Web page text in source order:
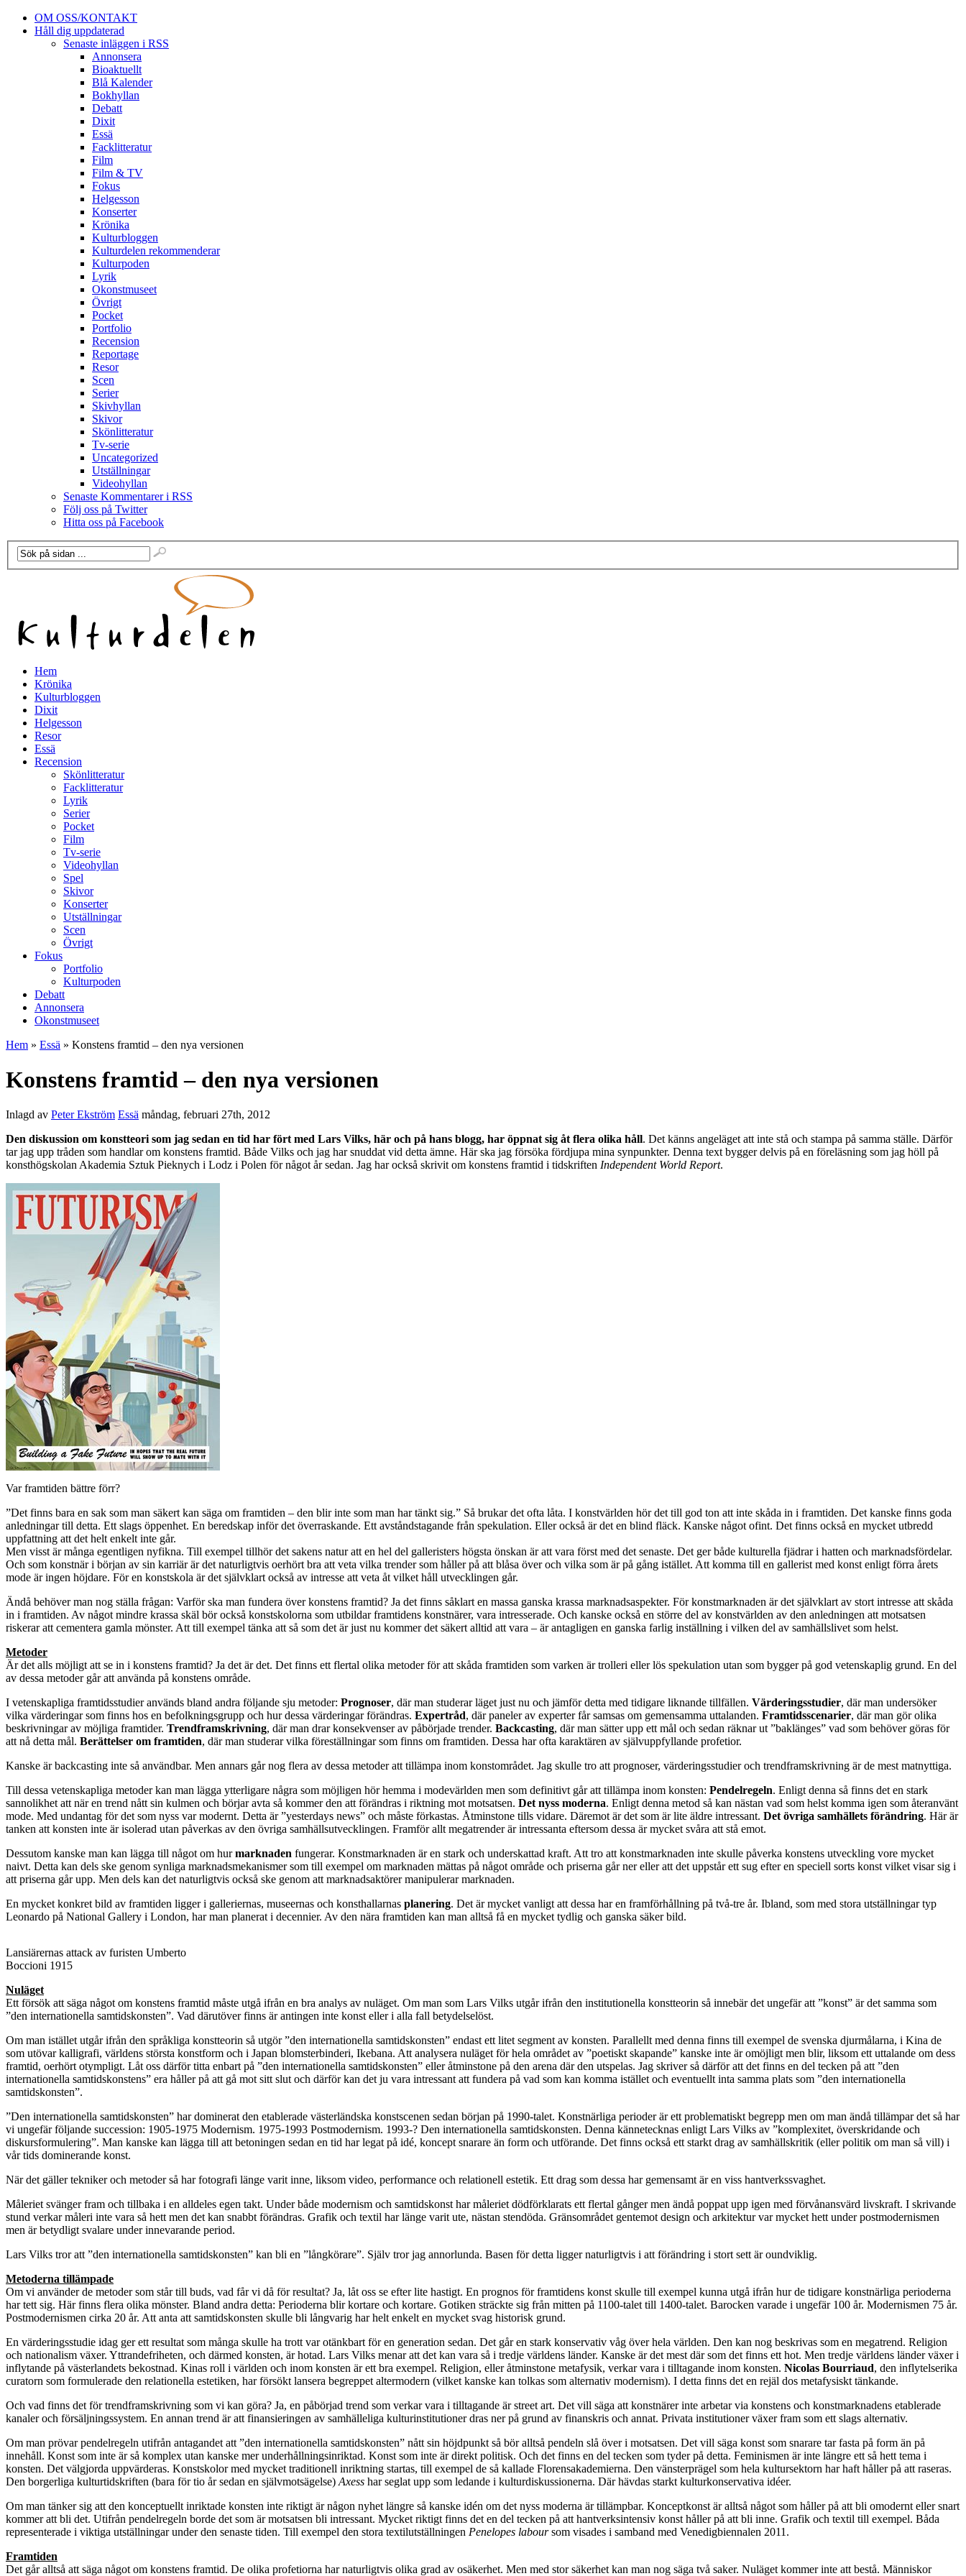
OM OSS/KONTAKT
Håll dig uppdaterad
Senaste inläggen i RSS
Annonsera
Bioaktuellt
Blå Kalender
Bokhyllan
Debatt
Dixit
Essä
Facklitteratur
Film
Film & TV
Fokus
Helgesson
Konserter
Krönika
Kulturbloggen
Kulturdelen rekommenderar
Kulturpoden
Lyrik
Okonstmuseet
Övrigt
Pocket
Portfolio
Recension
Reportage
Resor
Scen
Serier
Skivhyllan
Skivor
Skönlitteratur
Tv-serie
Uncategorized
Utställningar
Videohyllan
Senaste Kommentarer i RSS
Följ oss på Twitter
Hitta oss på Facebook
Hem
Krönika
Kulturbloggen
Dixit
Helgesson
Resor
Essä
Recension
Skönlitteratur
Facklitteratur
Lyrik
Serier
Pocket
Film
Tv-serie
Videohyllan
Spel
Skivor
Konserter
Utställningar
Scen
Övrigt
Fokus
Portfolio
Kulturpoden
Debatt
Annonsera
Okonstmuseet
Hem » Essä » Konstens framtid – den nya versionen
Konstens framtid – den nya versionen
Inlagd av Peter Ekström Essä måndag, februari 27th, 2012
Den diskussion om konstteori som jag sedan en tid har fört med Lars Vilks, här och på hans blogg, har öppnat sig åt flera olika håll. Det känns angeläget att inte stå och stampa på samma ställe. Därför
tar jag upp tråden som handlar om konstens framtid. Både Vilks och jag har snuddat vid detta ämne. Här ska jag försöka fördjupa mina synpunkter. Denna text bygger delvis på en föreläsning som jag höll på
konsthögskolan Akademia Sztuk Pieknych i Lodz i Polen för något år sedan. Jag har också skrivit om konstens framtid i tidskriften Independent World Report.
Var framtiden bättre förr?
”Det finns bara en sak som man säkert kan säga om framtiden – den blir inte som man har tänkt sig.” Så brukar det ofta låta. I konstvärlden hör det till god ton att inte skåda in i framtiden. Det kanske finns goda
anledningar till detta. Ett slags öppenhet. En beredskap inför det överraskande. Ett avståndstagande från spekulation. Eller också är det en blind fläck. Kanske något ofint. Det finns också en mycket utbredd
uppfattning att det helt enkelt inte går.
Men visst är många egentligen nyfikna. Till exempel tillhör det sakens natur att en hel del galleristers högsta önskan är att vara först med det senaste. Det ger både kulturella fjädrar i hatten och marknadsfördelar.
Och som konstnär i början av sin karriär är det naturligtvis oerhört bra att veta vilka trender som håller på att blåsa över och vilka som är på gång istället. Att komma till en gallerist med konst enligt förra årets
mode är ingen höjdare. För en konstskola är det självklart också av intresse att veta åt vilket håll utvecklingen går.
Ändå behöver man nog ställa frågan: Varför ska man fundera över konstens framtid? Ja det finns såklart en massa ganska krassa marknadsaspekter. För konstmarknaden är det självklart av stort intresse att skåda
in i framtiden. Av något mindre krassa skäl bör också konstskolorna som utbildar framtidens konstnärer, vara intresserade. Och kanske också en större del av konstvärlden av den anledningen att motsatsen
riskerar att cementera gamla mönster. Att till exempel tänka att så som det är just nu kommer det säkert alltid att vara – är antagligen en ganska farlig inställning i vilken del av samhällslivet som helst.
Metoder
Är det alls möjligt att se in i konstens framtid? Ja det är det. Det finns ett flertal olika metoder för att skåda framtiden som varken är trolleri eller lös spekulation utan som bygger på god vetenskaplig grund. En del
av dessa metoder går att använda på konstens område.
I vetenskapliga framtidsstudier används bland andra följande sju metoder: Prognoser, där man studerar läget just nu och jämför detta med tidigare liknande tillfällen. Värderingsstudier, där man undersöker
vilka värderingar som finns hos en befolkningsgrupp och hur dessa värderingar förändras. Expertråd, där paneler av experter får samsas om gemensamma uttalanden. Framtidsscenarier, där man gör olika
beskrivningar av möjliga framtider. Trendframskrivning, där man drar konsekvenser av påbörjade trender. Backcasting, där man sätter upp ett mål och sedan räknar ut ”baklänges” vad som behöver göras för
att nå detta mål. Berättelser om framtiden, där man studerar vilka föreställningar som finns om framtiden. Dessa har ofta karaktären av självuppfyllande profetior.
Kanske är backcasting inte så användbar. Men annars går nog flera av dessa metoder att tillämpa inom konstområdet. Jag skulle tro att prognoser, värderingsstudier och trendframskrivning är de mest matnyttiga.
Till dessa vetenskapliga metoder kan man lägga ytterligare några som möjligen hör hemma i modevärlden men som definitivt går att tillämpa inom konsten: Pendelregeln. Enligt denna så finns det en stark
sannolikhet att när en trend nått sin kulmen och börjar avta så kommer den att förändras i riktning mot motsatsen. Det nyss moderna. Enligt denna metod så kan nästan vad som helst komma igen som återanvänt
mode. Med undantag för det som nyss var modernt. Detta är ”yesterdays news” och måste förkastas. Åtminstone tills vidare. Däremot är det som är lite äldre intressant. Det övriga samhällets förändring. Här är
tanken att konsten inte är isolerad utan påverkas av den övriga samhällsutvecklingen. Framför allt megatrender är intressanta eftersom dessa är mycket svåra att stå emot.
Dessutom kanske man kan lägga till något om hurmarknaden fungerar. Konstmarknaden är en stark och underskattad kraft. Att tro att konstmarknaden inte skulle påverka konstens utveckling vore mycket
naivt. Detta kan dels ske genom synliga marknadsmekanismer som till exempel om marknaden mättas på något område och priserna går ner eller att det uppstår ett sug efter en speciell sorts konst vilket visar sig i
att priserna går upp. Men dels kan det naturligtvis också ske genom att marknadsaktörer manipulerar marknaden.
En mycket konkret bild av framtiden ligger i galleriernas, museernas och konsthallarnas planering. Det är mycket vanligt att dessa har en framförhållning på två-tre år. Ibland, som med stora utställningar typ
Leonardo på National Gallery i London, har man planerat i decennier. Av den nära framtiden kan man alltså få en mycket tydlig och ganska säker bild.
Lansiärernas attack av furisten Umberto
Boccioni 1915
Nuläget
Ett försök att säga något om konstens framtid måste utgå ifrån en bra analys av nuläget. Om man som Lars Vilks utgår ifrån den institutionella konstteorin så innebär det ungefär att ”konst” är det samma som
”den internationella samtidskonsten”. Vad därutöver finns är antingen inte konst eller i alla fall betydelselöst.
Om man istället utgår ifrån den språkliga konstteorin så utgör ”den internationella samtidskonsten” endast ett litet segment av konsten. Parallellt med denna finns till exempel de svenska djurmålarna, i Kina de
som utövar kalligrafi, världens största konstform och i Japan blomsterbinderi, Ikebana. Att analysera nuläget för hela området av ”poetiskt skapande” kanske inte är omöjligt men blir, liksom ett uttalande om dess
framtid, oerhört otympligt. Låt oss därför titta enbart på ”den internationella samtidskonsten” eller åtminstone på den arena där den utspelas. Jag skriver så därför att det finns en del tecken på att ”den
internationella samtidskonstens” era håller på att gå mot sitt slut och därför kan det ju vara intressant att fundera på vad som kan komma istället och eventuellt inta samma plats som ”den internationella
samtidskonsten”.
”Den internationella samtidskonsten” har dominerat den etablerade västerländska konstscenen sedan början på 1990-talet. Konstnärliga perioder är ett problematiskt begrepp men om man ändå tillämpar det så har
vi ungefär följande succession: 1905-1975 Modernism. 1975-1993 Postmodernism. 1993-? Den internationella samtidskonsten. Denna kännetecknas enligt Lars Vilks av ”komplexitet, överskridande och
diskursformulering”. Man kanske kan lägga till att betoningen sedan en tid har legat på idé, koncept snarare än form och utförande. Det finns också ett starkt drag av samhällskritik (eller politik om man så vill) i
vår tids dominerande konst.
När det gäller tekniker och metoder så har fotografi länge varit inne, liksom video, performance och relationell estetik. Ett drag som dessa har gemensamt är en viss hantverkssvaghet.
Måleriet svänger fram och tillbaka i en alldeles egen takt. Under både modernism och samtidskonst har måleriet dödförklarats ett flertal gånger men ändå poppat upp igen med förvånansvärd livskraft. I skrivande
stund verkar måleri inte vara så hett men det kan snabbt förändras. Grafik och textil har länge varit ute, nästan stendöda. Gränsområdet gentemot design och arkitektur var mycket hett under postmodernismen
men är betydligt svalare under innevarande period.
Lars Vilks tror att ”den internationella samtidskonsten” kan bli en ”långkörare”. Själv tror jag annorlunda. Basen för detta ligger naturligtvis i att förändring i stort sett är oundviklig.
Metoderna tillämpade
Om vi använder de metoder som står till buds, vad får vi då för resultat? Ja, låt oss se efter lite hastigt. En prognos för framtidens konst skulle till exempel kunna utgå ifrån hur de tidigare konstnärliga perioderna
har tett sig. Här finns flera olika mönster. Bland andra detta: Perioderna blir kortare och kortare. Gotiken sträckte sig från mitten på 1100-talet till 1400-talet. Barocken varade i ungefär 100 år. Modernismen 75 år.
Postmodernismen cirka 20 år. Att anta att samtidskonsten skulle bli långvarig har helt enkelt en mycket svag historisk grund.
En värderingsstudie idag ger ett resultat som många skulle ha trott var otänkbart för en generation sedan. Det går en stark konservativ våg över hela världen. Den kan nog beskrivas som en megatrend. Religion
och nationalism växer. Yttrandefriheten, och därmed konsten, är hotad. Lars Vilks menar att det kan vara så i tredje världens länder. Kanske är det mest där som det finns ett hot. Men tredje världens länder växer i
inflytande på västerlandets bekostnad. Kinas roll i världen och inom konsten är ett bra exempel. Religion, eller åtminstone metafysik, verkar vara i tilltagande inom konsten. Nicolas Bourriaud, den inflytelserika
curatorn som formulerade den relationella estetiken, har försökt lansera begreppet altermodern (vilket kanske kan tolkas som alternativ modernism). I detta finns det en rejäl dos metafysiskt tänkande.
Och vad finns det för trendframskrivning som vi kan göra? Ja, en påbörjad trend som verkar vara i tilltagande är street art. Det vill säga att konstnärer inte arbetar via konstens och konstmarknadens etablerade
kanaler och försäljningssystem. En annan trend är att finansieringen av samhälleliga kulturinstitutioner dras ner på grund av finanskris och annat. Privata institutioner växer fram som ett slags alternativ.
Om man prövar pendelregeln utifrån antagandet att ”den internationella samtidskonsten” nått sin höjdpunkt så bör alltså pendeln slå över i motsatsen. Det vill säga konst som snarare tar fasta på form än på
innehåll. Konst som inte är så komplex utan kanske mer underhållningsinriktad. Konst som inte är direkt politisk. Och det finns en del tecken som tyder på detta. Feminismen är inte längre ett så hett tema i
konsten. Det välgjorda uppvärderas. Konstskolor med mycket traditionell inriktning startas, till exempel de så kallade Florensakademierna. Den vänsterprägel som hela kultursektorn har haft håller på att raseras.
Den borgerliga kulturtidskriften (bara för tio år sedan en självmotsägelse)Axess har seglat upp som ledande i kulturdiskussionerna. Där hävdas starkt kulturkonservativa idéer.
Om man tänker sig att den konceptuellt inriktade konsten inte riktigt är någon nyhet längre så kanske idén om det nyss moderna är tillämpbar. Konceptkonst är alltså något som håller på att bli omodernt eller snart
kommer att bli det. Utifrån pendelregeln borde det som är motsatsen bli intressant. Mycket riktigt finns det en del tecken på att hantverksintensiv konst håller på att bli inne. Grafik och textil till exempel. Båda
representerade i viktiga utställningar under den senaste tiden. Till exempel den stora textilutställningen Penelopes laboursom visades i samband med Venedigbiennalen 2011.
Framtiden
Det går alltså att säga något om konstens framtid. De olika profetiorna har naturligtvis olika grad av osäkerhet. Men med stor säkerhet kan man nog säga två saker. Nuläget kommer inte att bestå. Människor